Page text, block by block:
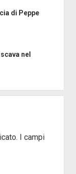
di Peppe
nel
I campi